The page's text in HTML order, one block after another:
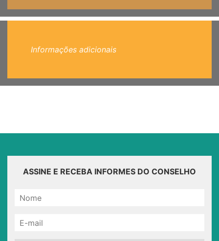
Informações adicionais
ASSINE E RECEBA INFORMES DO CONSELHO